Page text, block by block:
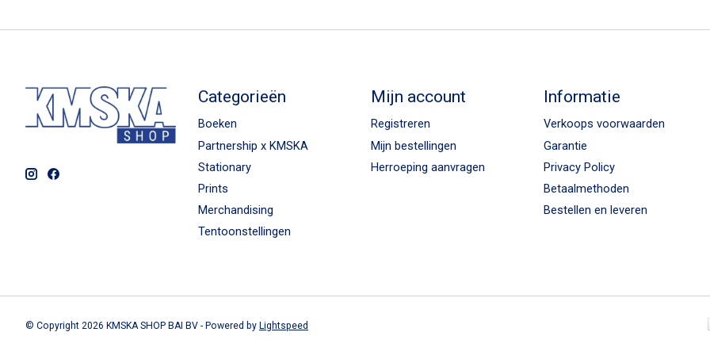
Categorieën
Boeken
Partnership x KMSKA
Stationary
Prints
Merchandising
Tentoonstellingen
Mijn account
Registreren
Mijn bestellingen
Herroeping aanvragen
Informatie
Verkoops voorwaarden
Garantie
Privacy Policy
Betaalmethoden
Bestellen en leveren
© Copyright 2026 KMSKA SHOP BAI BV - Powered by Lightspeed